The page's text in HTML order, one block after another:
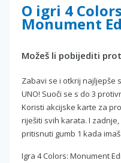
O igri 4
Monument
Možeš li pobijediti
Zabavi se i otkrij najljepše
UNO! Suoči se s do 3
Koristi akcijske karte za
riješiti svih karata. I
pritisnuti gumb 1 kada
Igra 4 Colors: Monument